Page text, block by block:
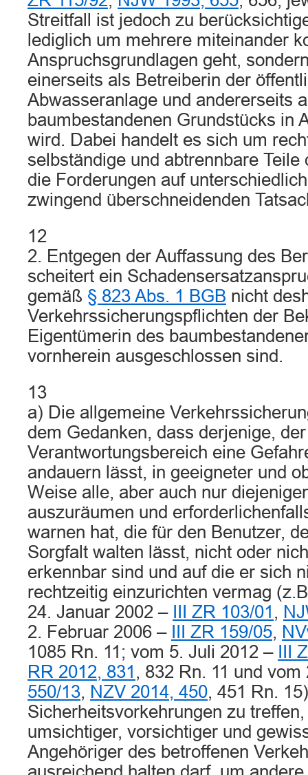
Streitfall ist jedoch zu
lediglich um mehrere miteinander
Anspruchsgrundlagen geht,
einerseits als Betreiberin der
Abwasseranlage und andererseits
baumbestandenen Grundstücks in
wird. Dabei handelt es sich um
selbständige und abtrennbare Teile
die Forderungen auf
zwingend überschneidenden
12
2. Entgegen der Auffassung des
scheitert ein
gemäß § 823 Abs. 1 BGB nicht
Verkehrssicherungspflichten der
Eigentümerin des
vornherein ausgeschlossen sind.
13
a) Die allgemeine
dem Gedanken, dass derjenige,
Verantwortungsbereich eine
andauern lässt, in geeigneter und
Weise alle, aber auch nur
auszuräumen und
warnen hat, die für den Benutzer,
Sorgfalt walten lässt, nicht oder
erkennbar sind und auf die er sich
rechtzeitig einzurichten vermag
24. Januar 2002 –
III ZR 103/01 ,
2. Februar 2006 –
III ZR 159/05,
1085 Rn. 11; vom 5. Juli 2012 –
III
RR 2012, 831 , 832 Rn. 11 und
550/13, NZV 2014, 450, 451 Rn.
Sicherheitsvorkehrungen zu
umsichtiger, vorsichtiger und
Angehöriger des betroffenen